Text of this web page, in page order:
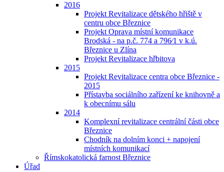
2016
Projekt Revitalizace dětského hřiště v
centru obce Březnice
Projekt Oprava místní komunikace
Brodská - na p.č. 774 a 796⁄1 v k.ú.
Březnice u Zlína
Projekt Revitalizace hřbitova
2015
Projekt Revitalizace centra obce Březnice -
2015
Přístavba sociálního zařízení ke knihovně a
k obecnímu sálu
2014
Komplexní revitalizace centrální části obce
Březnice
Chodník na dolním konci + napojení
místních komunikací
Římskokatolická farnost Březnice
Úřad